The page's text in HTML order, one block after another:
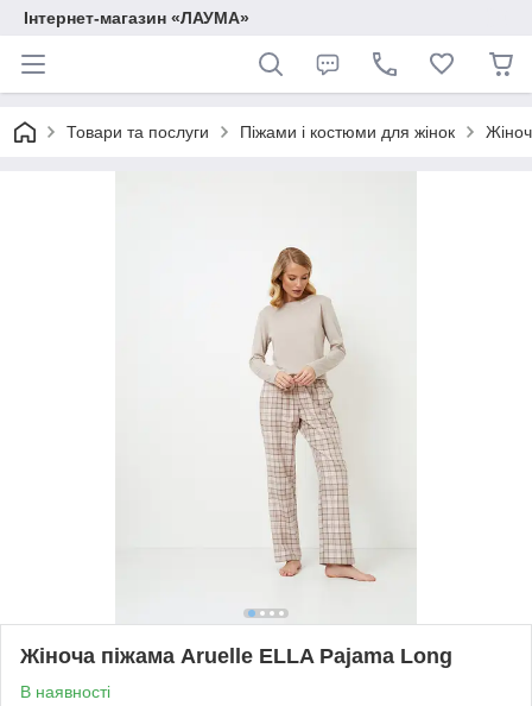
Інтернет-магазин «ЛАУМА»
Товари та послуги Піжами і костюми для жінок
Жіноча піжама Aruelle ELLA Pajama Long
В наявності